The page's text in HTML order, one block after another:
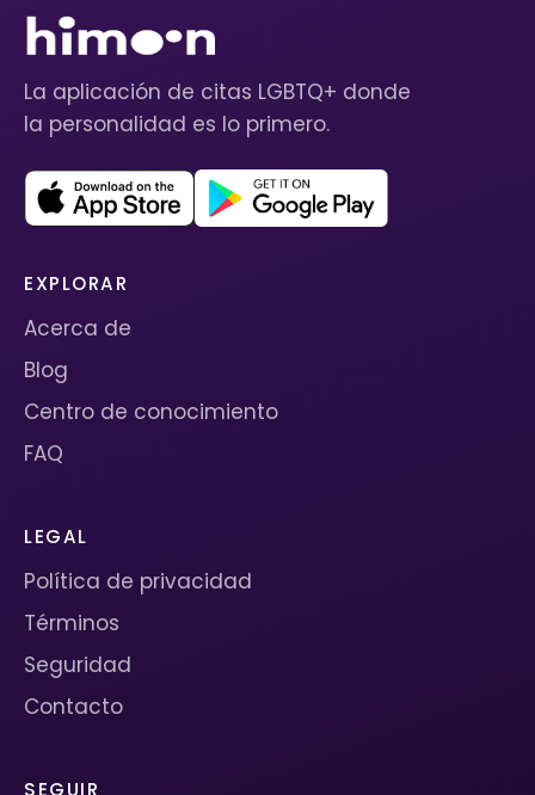
La aplicación de citas LGBTQ+ donde
la personalidad es lo primero.
EXPLORAR
Acerca de
Blog
Centro de conocimiento
FAQ
LEGAL
Política de privacidad
Términos
Seguridad
Contacto